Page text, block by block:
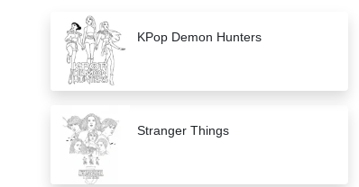
KPop Demon Hunters
Stranger Things